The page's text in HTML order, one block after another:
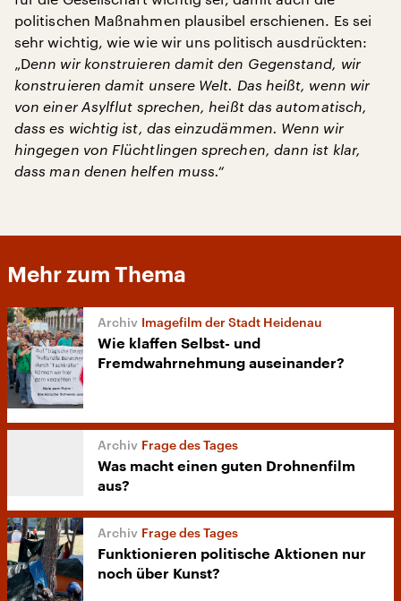
politischen Maßnahmen plausibel erschienen. Es sei
sehr wichtig, wie wie wir uns politisch ausdrückten:
„Denn wir konstruieren damit den Gegenstand, wir
konstruieren damit unsere Welt. Das heißt, wenn wir
von einer Asylflut sprechen, heißt das automatisch,
dass es wichtig ist, das einzudämmen. Wenn wir
hingegen von Flüchtlingen sprechen, dann ist klar,
dass man denen helfen muss.“
Mehr zum Thema
Imagefilm der Stadt Heidenau
Wie klaffen Selbst- und
Fremdwahrnehmung auseinander?
Frage des Tages
Was macht einen guten Drohnenfilm
aus?
Frage des Tages
Funktionieren politische Aktionen nur
noch über Kunst?